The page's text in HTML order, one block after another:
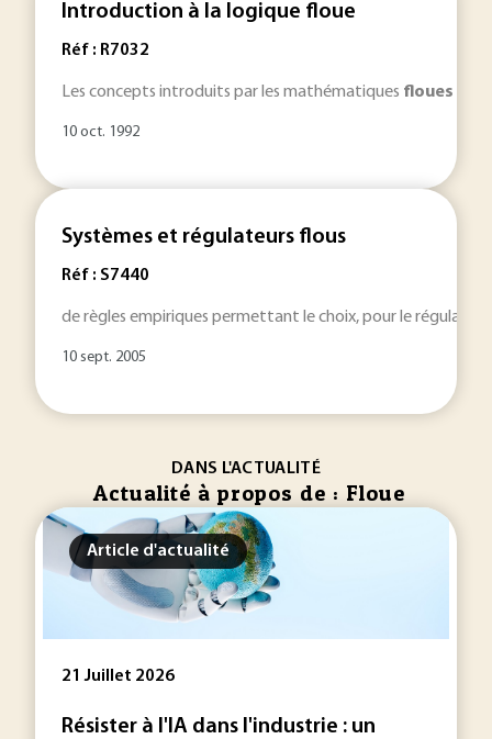
Introduction à la logique floue
Réf : R7032
Les concepts introduits par les mathématiques floues
10 oct. 1992
Systèmes et régulateurs flous
Réf : S7440
de règles empiriques permettant le choix, pour le
10 sept. 2005
DANS L'ACTUALITÉ
Actualité à propos de : Floue
Article d'actualité
21 Juillet 2026
Résister à l'IA dans l'industrie : un